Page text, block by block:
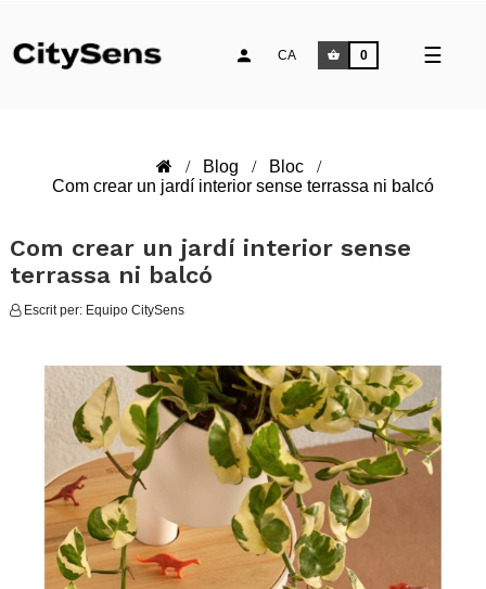
☰
CA 0
Blog
Bloc
Com crear un jardí interior sense terrassa ni balcó
Com crear un jardí interior sense
terrassa ni balcó
Escrit per: Equipo CitySens